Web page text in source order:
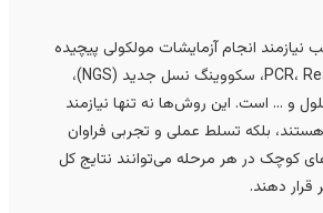
انجام آزمایشات مولکولی پیچیده
مانند PCR، Real-time PCR، سکووینگ نسل جدید (NGS)،
است. این روش‌ها نه تنها نیازمند
بلکه تسلط عملی و تجربی فراوان
در هر مرحله می‌توانند نتایج کل